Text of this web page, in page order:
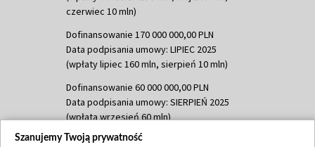
czerwiec 10 mln)
Dofinansowanie 170 000 000,00 PLN
Data podpisania umowy: LIPIEC 2025
(wpłaty lipiec 160 mln, sierpień 10 mln)
Dofinansowanie 60 000 000,00 PLN
Data podpisania umowy: SIERPIEŃ 2025
(wpłata wrzesień 60 mln)
Dofinansowanie 635 783 051,21 PLN
Szanujemy Twoją prywatność